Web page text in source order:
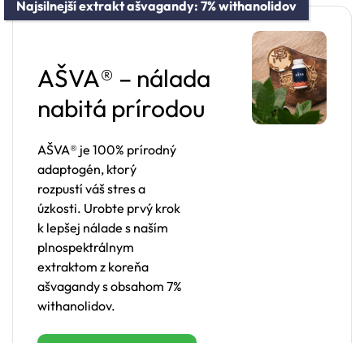
Najsilnejší extrakt ašvagandy: 7% withanolidov
AŠVA® – nálada
nabitá prírodou
AŠVA® je 100% prírodný
adaptogén, ktorý
rozpustí váš stres a
úzkosti. Urobte prvý krok
k lepšej nálade s naším
plnospektrálnym
extraktom z koreňa
ašvagandy s obsahom 7%
withanolidov.